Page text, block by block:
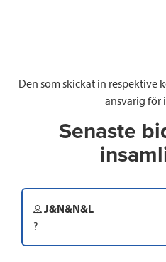
Den som skickat in respektive
ansvarig för
Senaste
J&N&N&L
?